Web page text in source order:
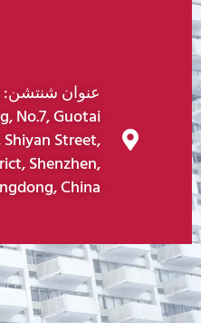
No.7, Guotai
Street,
Shenzhen,
China.